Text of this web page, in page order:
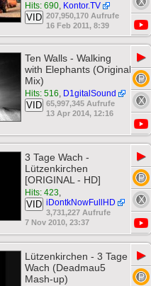
Hits: 690, Kontor.TV
VID 207,950,170 Aufrufe
16 Feb 2011, 8:39
Ten Walls - Walking
with Elephants (Original
Mix)
Hits: 516, D1gitalSound
VID 65,997,345 Aufrufe
13 Apr 2014, 12:16
▶
3 Tage Wach -
Lützenkirchen
[ORIGINAL - HD]
Hits: 423,
iDontkNowFullHD
VID
3,731,227 Aufrufe
7 Nov 2010, 23:37
▶
Lützenkirchen - 3 Tage
Wach (Deadmau5
Mash-up)
▶